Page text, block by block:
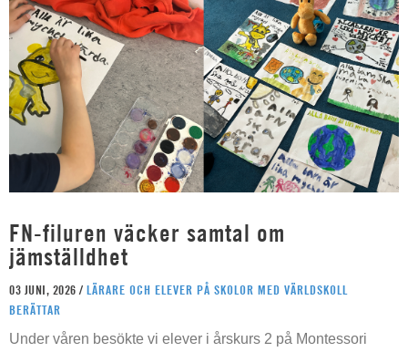
FN-filuren väcker samtal om
jämställdhet
03 JUNI, 2026 / LÄRARE OCH ELEVER PÅ SKOLOR MED VÄRLDSKOLL
BERÄTTAR
Under våren besökte vi elever i årskurs 2 på Montessori